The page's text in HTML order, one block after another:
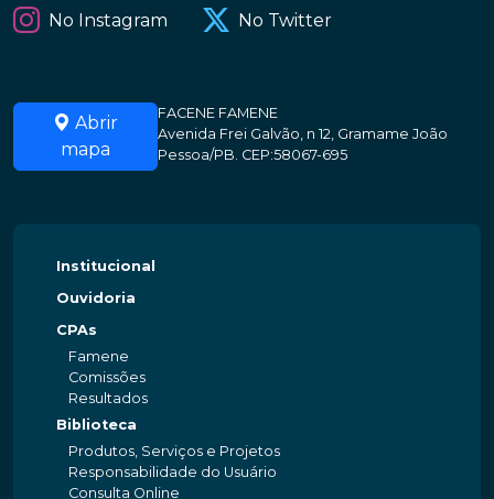
No Instagram No Twitter
Abrir
mapa
FACENE FAMENE
Avenida Frei Galvão, n 12, Gramame João
Pessoa/PB. CEP:58067-695
Institucional
Ouvidoria
CPAs
Famene
Comissões
Resultados
Biblioteca
Produtos, Serviços e Projetos
Responsabilidade do Usuário
Consulta Online